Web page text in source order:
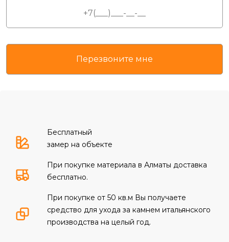
Бесплатный
замер на объекте
При покупке материала в Алматы доставка
бесплатно.
При покупке от 50 кв.м Вы получаете
средство для ухода за камнем итальянского
производства на целый год.